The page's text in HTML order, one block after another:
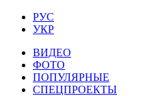
РУС
УКР
ВИДЕО
ФОТО
ПОПУЛЯРНЫЕ
СПЕЦПРОЕКТЫ